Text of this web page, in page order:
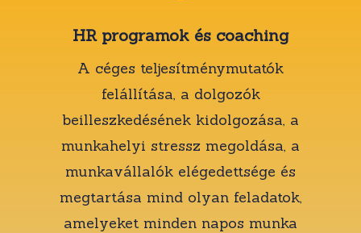
HR programok és coaching
A céges teljesítménymutatók
felállítása, a dolgozók
beilleszkedésének kidolgozása, a
munkahelyi stressz megoldása, a
munkavállalók elégedettsége és
megtartása mind olyan feladatok,
amelyeket minden napos munka